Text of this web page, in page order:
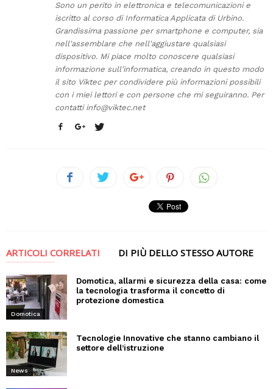
Sono un perito in elettronica e telecomunicazioni e
iscritto al corso di Informatica Applicata di Urbino.
Grandissima passione per smartphone e computer, sia
nell'assemblare che nell'aggiustare qualsiasi
dispositivo. Mi piace molto conoscere qualsiasi
informazione sull'informatica, creando in questo modo
il sito Viktec per condividere più informazioni possibili
con i miei lettori e con persone che mi seguiranno. Per
contatti info@viktec.net
ARTICOLI CORRELATI DI PIÙ DELLO STESSO AUTORE
Domotica
Domotica, allarmi e sicurezza della casa: come
la tecnologia trasforma il concetto di
protezione domestica
News
Tecnologie Innovative che stanno cambiano il
settore dell’istruzione